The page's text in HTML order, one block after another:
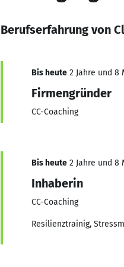
Berufserfahrung von
Bis heute 2 Jahre und 8
Firmengründer
CC-Coaching
Bis heute 2 Jahre und 8
Inhaberin
CC-Coaching
Resilienztrainig,